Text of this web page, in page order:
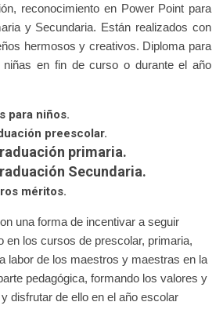
reconocimiento en Power Point para
y Secundaria. Están realizados con
hermosos y creativos. Diploma para
en fin de curso o durante el año
para niños.
preescolar.
primaria.
Secundaria.
méritos.
una forma de incentivar a seguir
en los cursos de prescolar, primaria,
labor de los maestros y maestras en la
pedagógica, formando los valores y
disfrutar de ello en el año escolar